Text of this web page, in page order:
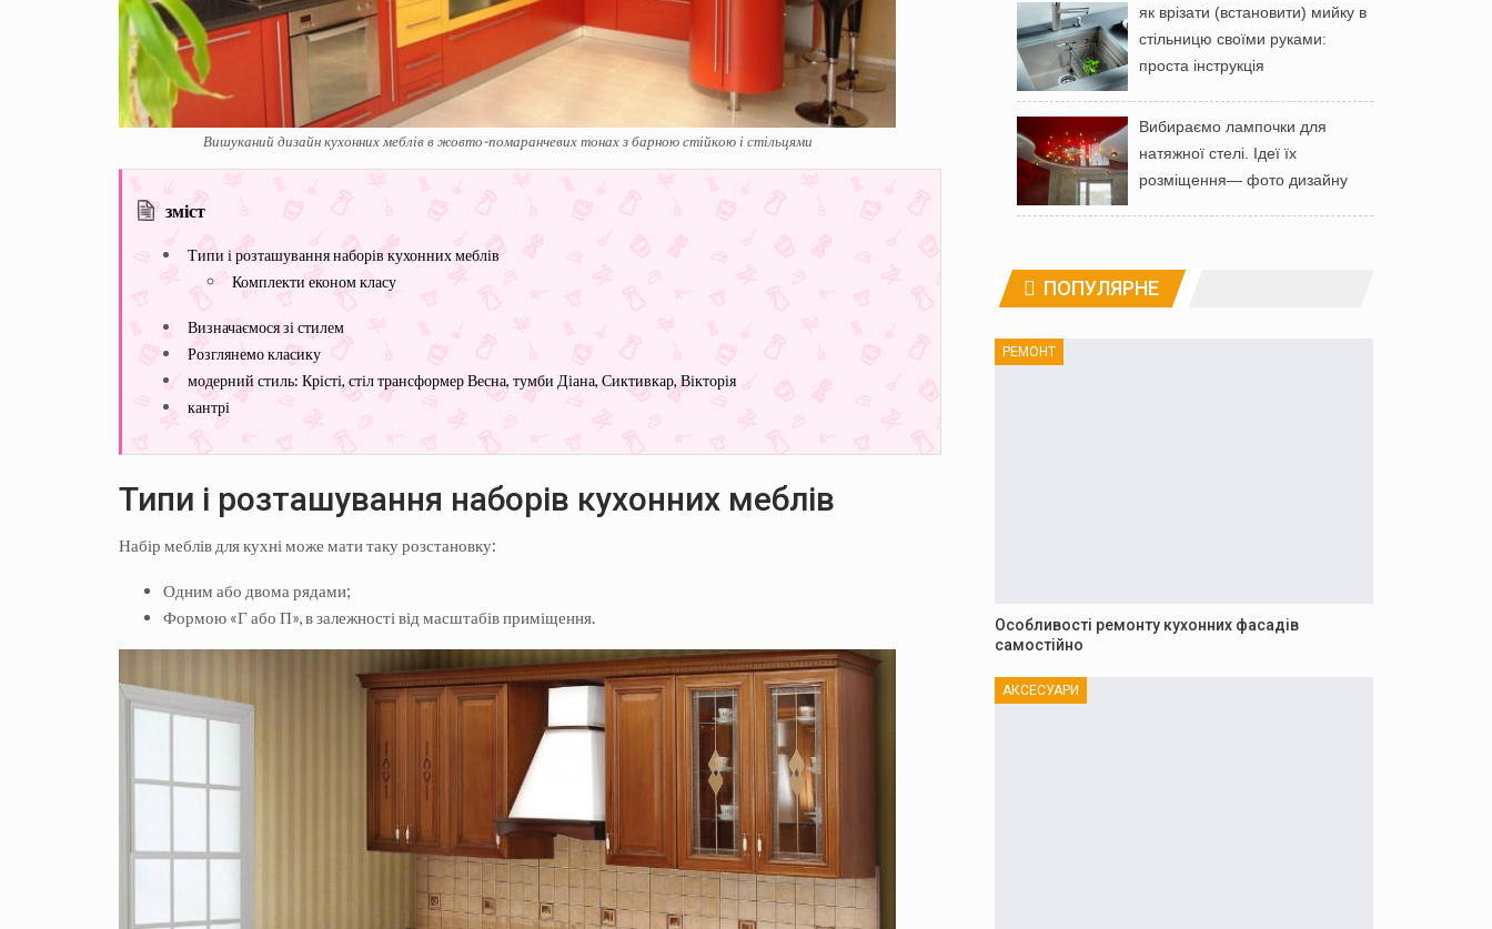
Вишуканий дизайн кухонних меблів в жовто-помаранчевих тонах з барною стійкою і стільцями
зміст
Типи і розташування наборів кухонних меблів
Комплекти економ класу
Визначаємося зі стилем
Розглянемо класику
модерний стиль: Крісті, стіл трансформер Весна, тумби Діана, Сиктивкар, Вікторія
кантрі
Типи і розташування наборів кухонних меблів
Набір меблів для кухні може мати таку розстановку:
Одним або двома рядами;
Формою «Г або П», в залежності від масштабів приміщення.
як врізати (встановити) мийку в
стільницю своїми руками:
проста інструкція
Вибираємо лампочки для
натяжної стелі. Ідеї ​​їх
розміщення— фото дизайну
ПОПУЛЯРНЕ
РЕМОНТ
Особливості ремонту кухонних фасадів
самостійно
АКСЕСУАРИ